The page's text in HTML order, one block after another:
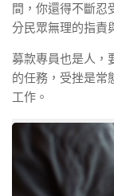
間，你還得不斷忍
分民眾無理的指責
募款專員也是人，
的任務，受挫是常
工作。